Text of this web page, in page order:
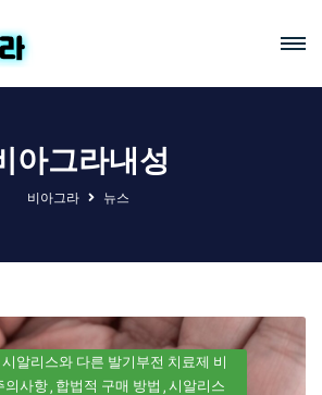
아그라내성
비아그라 뉴스
시알리스와 다른 발기부전 치료제 비
의사항 합법적 구매 방법 시알리스